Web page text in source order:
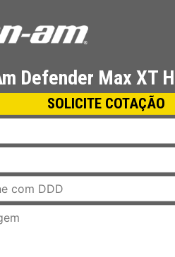
Defender Max XT
SOLICITE COTAÇÃO